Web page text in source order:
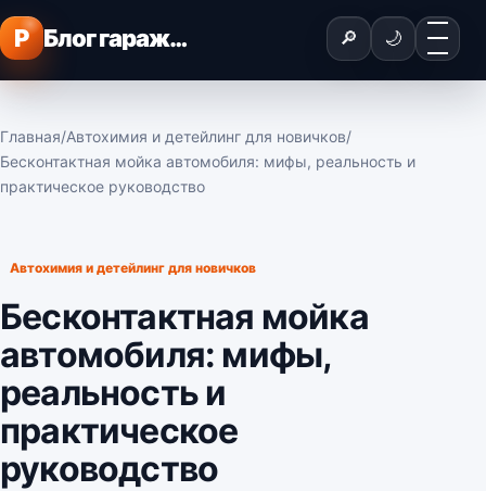
Перейти к содержимому
P Блог гаражного мастера 🔎 🌙 Меню
Главная/Автохимия и детейлинг для новичков/
Бесконтактная мойка автомобиля: мифы, реальность и
практическое руководство
Автохимия и детейлинг для новичков
Бесконтактная мойка
автомобиля: мифы,
реальность и
практическое
руководство